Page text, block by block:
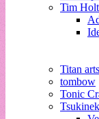
Tim
Titan arts
tombow
Tonic